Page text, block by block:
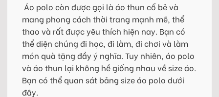
Áo polo còn được gọi là áo thun cổ bẻ và
mang phong cách thời trang mạnh mẽ, thể
thao và rất được yêu thích hiện nay. Bạn có
thể diện chúng đi học, đi làm, đi chơi và làm
món quà tặng đầy ý nghĩa. Tuy nhiên, áo polo
và áo thun lại không hề giống nhau về size áo.
Bạn có thể quan sát bảng size áo polo dưới
đây.